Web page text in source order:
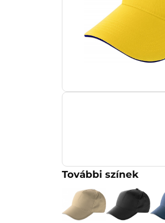
További színek